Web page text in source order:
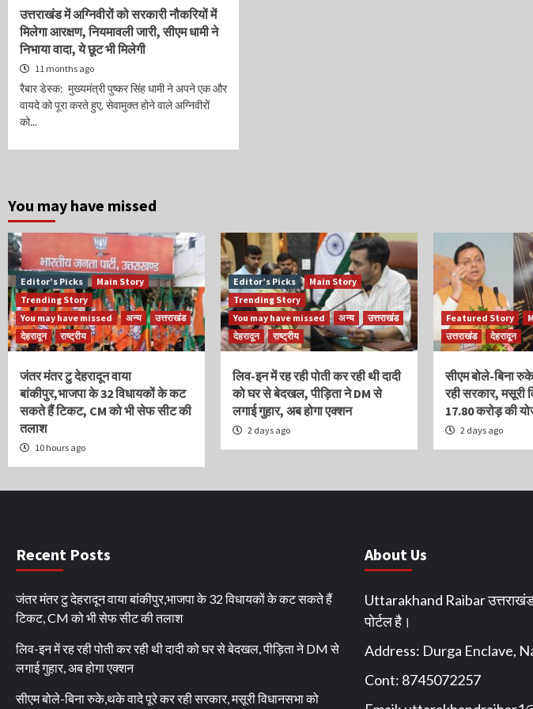
उत्तराखंड में अग्निवीरों को सरकारी नौकरियों में
मिलेगा आरक्षण, नियमावली जारी, सीएम धामी ने
निभाया वादा, ये छूट भी मिलेगी
11 months ago
रैबार डेस्क: मुख्यमंत्री पुष्कर सिंह धामी ने अपने एक और
वायदे को पूरा करते हुए, सेवामुक्त होने वाले अग्निवीरों
को...
You may have missed
Editor’s Picks
Main Story
Trending Story
You may have missed
अन्य
उत्तराखंड
देहरादून
राष्ट्रीय
जंतर मंतर टु देहरादून वाया
बांकीपुर,भाजपा के 32 विधायकों के कट
सकते हैं टिकट, CM को भी सेफ सीट की
तलाश
10 hours ago
Editor’s Picks
Main Story
Trending Story
You may have missed
अन्य
उत्तराखंड
देहरादून
राष्ट्रीय
लिव-इन में रह रही पोती कर रही थी दादी
को घर से बेदखल, पीड़िता ने DM से
लगाई गुहार, अब होगा एक्शन
2 days ago
Featured Story
उत्तराखंड
देहरादून
सीएम बोले-बिना
रही सरकार, मसूरी
17.80 करोड़ की
2 days ago
Recent Posts
जंतर मंतर टु देहरादून वाया बांकीपुर,भाजपा के 32 विधायकों के कट सकते हैं
टिकट, CM को भी सेफ सीट की तलाश
लिव-इन में रह रही पोती कर रही थी दादी को घर से बेदखल, पीड़िता ने DM से
लगाई गुहार, अब होगा एक्शन
सीएम बोले-बिना रुके,थके वादे पूरे कर रही सरकार, मसूरी विधानसभा को
About Us
Uttarakhand Raibar उत्तराखंड
पोर्टल है।
Address: Durga Enclave,
Cont: 8745072257